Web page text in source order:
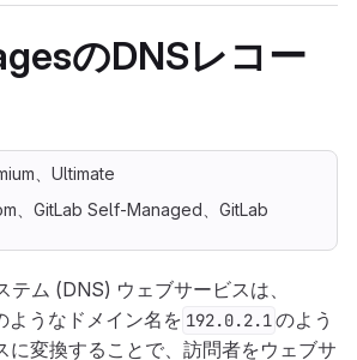
のDNSレコー
、Ultimate
、GitLab Self-Managed、GitLab
テム (DNS) ウェブサービスは、
ようなドメイン名を 192.0.2.1のよう
に変換することで、訪問者をウェブサ